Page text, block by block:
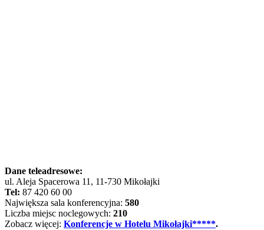
Dane teleadresowe:
ul. Aleja Spacerowa 11, 11-730 Mikołajki
Tel: 87 420 60 00
Największa sala konferencyjna: 580
Liczba miejsc noclegowych: 210
Zobacz więcej: Konferencje w Hotelu Mikołajki*****.